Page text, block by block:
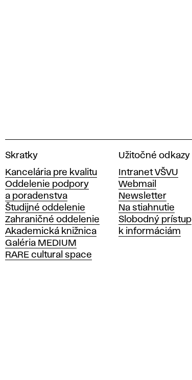
V
s
o
k
á
š
k
o
l
Skratky
Kancelária pre kvalitu
Oddelenie podpory
a poradenstva
Študijné oddelenie
Zahraničné oddelenie
Akademická knižnica
Galéria MEDIUM
RARE cultural space
Užitočné odkazy
Intranet VŠVU
Webmail
Newsletter
Na stiahnutie
Slobodný prístup
k informáciám